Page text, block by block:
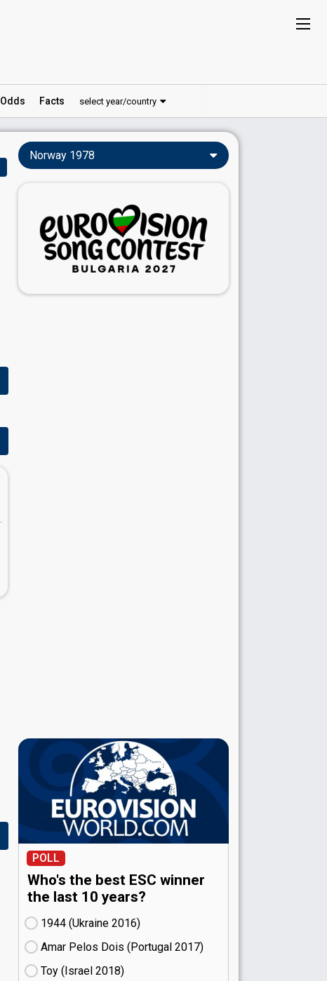
Odds Facts select year/country
Norway 1978
POLL
Who's the best ESC winner
the last 10 years?
1944 (Ukraine
16)
Amar Pelos Dois (Portugal
17)
Toy (Israel
18)